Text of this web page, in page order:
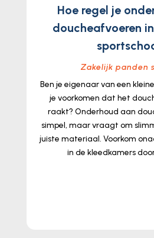
Hoe regel je
doucheafvoeren
Zakelijk panden
Ben je eigenaar van een
je voorkomen dat het
raakt? Onderhoud aan
simpel, maar vraagt om
juiste materiaal. Voorkom
in de kleedkamers